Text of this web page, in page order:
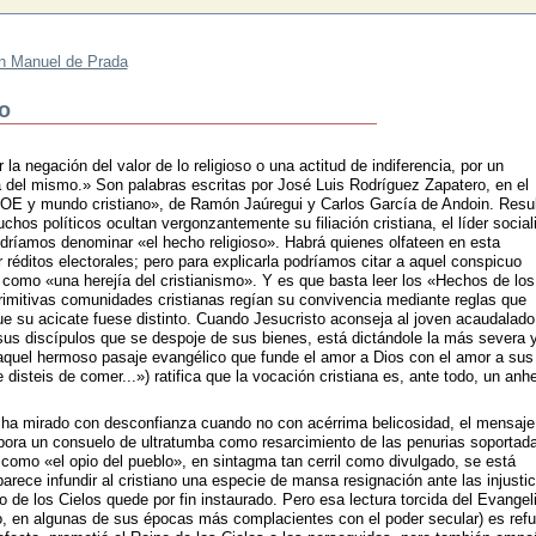
Manuel de Prada
negación del valor de lo religioso o una actitud de indiferencia, por un
mismo.» Son palabras escritas por José Luis Rodríguez Zapatero, en el
y mundo cristiano», de Ramón Jaúregui y Carlos García de Andoin.
políticos ocultan vergonzantemente su filiación cristiana, el líder
denominar «el hecho religioso». Habrá quienes olfateen en esta
réditos electorales; pero para explicarla podríamos citar a aquel conspicuo
«una herejía del cristianismo». Y es que basta leer los «Hechos de los
comunidades cristianas regían su convivencia mediante reglas que
su acicate fuese distinto. Cuando Jesucristo aconseja al joven
discípulos que se despoje de sus bienes, está dictándole la más severa
hermoso pasaje evangélico que funde el amor a Dios con el amor a sus
disteis de comer...») ratifica que la vocación cristiana es, ante todo, un
mirado con desconfianza cuando no con acérrima belicosidad, el mensaje
un consuelo de ultratumba como resarcimiento de las penurias
«el opio del pueblo», en sintagma tan cerril como divulgado, se está
infundir al cristiano una especie de mansa resignación ante las
de los Cielos quede por fin instaurado. Pero esa lectura torcida del
en algunas de sus épocas más complacientes con el poder secular) es